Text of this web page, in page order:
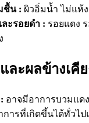
ชื้น : ผิวอิ่มน้ำ ไม่แห้
ะรอยดำ : รอยแดง
ละผลข้างเคี
อาจมีอาการบวมแด
การที่เกิดขึ้นได้ทั่วไป